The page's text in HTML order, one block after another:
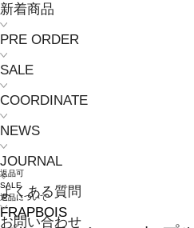
新着商品
PRE ORDER
SALE
COORDINATE
NEWS
JOURNAL
よくある質問
お問い合わせ
返品可
SALE
返品について
FRAPBOIS